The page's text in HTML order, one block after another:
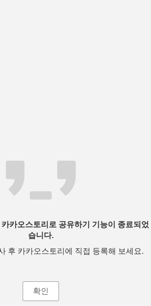
카오스토리로 공유하기 기능이 종료되었
습니다.
후 카카오스토리에 직접 등록해 보세요.
확인